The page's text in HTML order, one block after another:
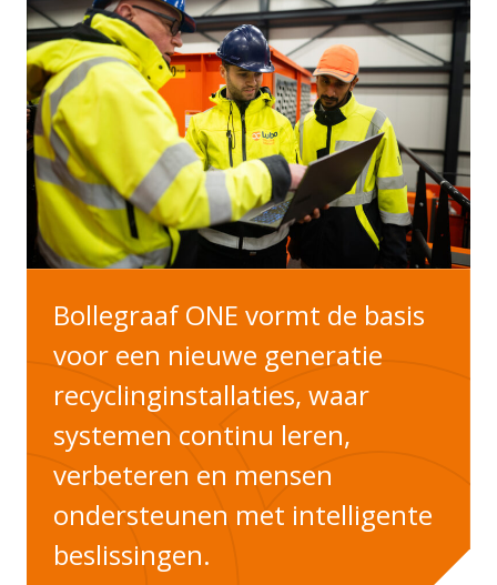
Bollegraaf ONE vormt de basis
voor een nieuwe generatie
recyclinginstallaties, waar
systemen continu leren,
verbeteren en mensen
ondersteunen met intelligente
beslissingen.